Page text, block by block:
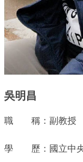
吳明昌
職 稱：副教授
學 歷：國立中央